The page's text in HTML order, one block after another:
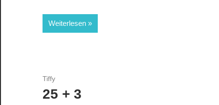
Weiterlesen
Tiffy
25 + 3